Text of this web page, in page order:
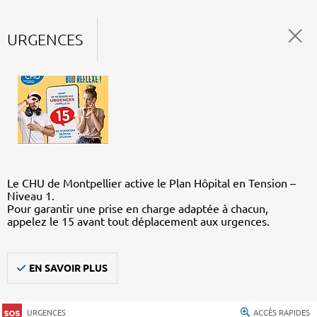
URGENCES
Le CHU de Montpellier active le Plan Hôpital en Tension –
Niveau 1.
Pour garantir une prise en charge adaptée à chacun,
appelez le 15 avant tout déplacement aux urgences.
EN SAVOIR PLUS
URGENCES ACCÈS RAPIDES